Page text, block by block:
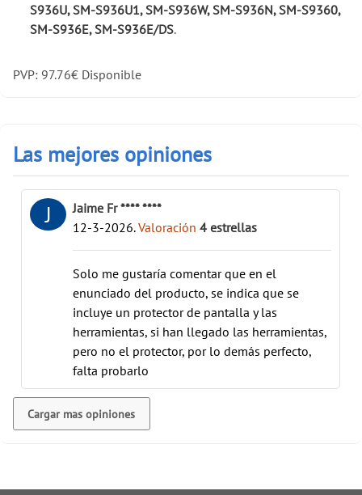
S936U, SM-S936U1, SM-S936W, SM-S936N, SM-S9360,
SM-S936E, SM-S936E/DS.
PVP: 97.76€ Disponible
Las mejores opiniones
J
Jaime Fr **** ****
12-3-2026.Valoración 4 estrellas
Solo me gustaría comentar que en el
enunciado del producto, se indica que se
incluye un protector de pantalla y las
herramientas, si han llegado las herramientas,
pero no el protector, por lo demás perfecto,
falta probarlo
Cargar mas opiniones